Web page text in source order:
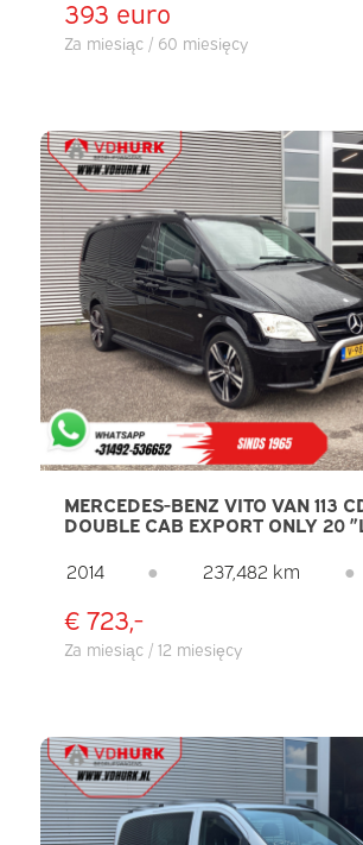
393 euro
Za miesiąc / 60 miesięcy
MERCEDES-BENZ VITO VAN 113
DOUBLE CAB EXPORT ONLY 20
2014
● 237,482 km ●
€ 723,-
Za miesiąc / 12 miesięcy